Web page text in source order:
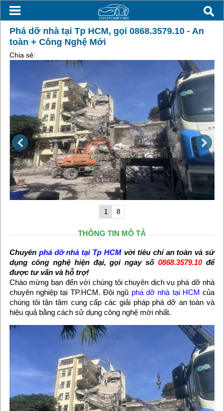
Phá dỡ nhà tại Tp HCM, gọi 0868.3579.10 - An
toàn + Công Nghệ Mới
Chia sẻ:
1 8
THÔNG TIN MÔ TẢ
Chuyên phá dỡ nhà tại Tp HCM với tiêu chí an toàn và sử
dụng công nghệ hiện đại, gọi ngay số0868.3579.10để
được tư vấn và hỗ trợ!
Chào mừng bạn đến với chúng tôi chuyên dịch vụ phá dỡ nhà
chuyên nghiệp tại TP.HCM. Đội ngũ phá dỡ nhà tại HCM của
chúng tôi tận tâm cung cấp các giải pháp phá dỡ an toàn và
hiệu quả bằng cách sử dụng công nghệ mới nhất.